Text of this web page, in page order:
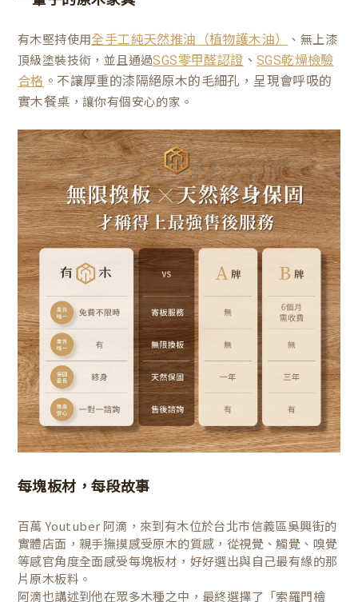
有木堅持使用全手工純天然推油（植物護木油）
、無上漆
頂級塗裝技術，並且通過SGS零甲醛認證 、SGS乾燥檢驗
合格 。不讓厚重的漆隔絕原木的毛細孔，呈現會呼吸的
實木餐桌 ，讓你有個安心的家。
每塊板材，每段故事
百萬 Youtuber 阿滴，來到有木位於台北市信義區吳興街的
實體店面，親手撫摸感受原木的質感，從視覺、觸覺、嗅覺
等感官角度全面感受每塊板材，好好選出與自己最有緣的那
片原木板料。
阿滴也講述到他在眾多木種之中，最終選擇了「索羅門檜